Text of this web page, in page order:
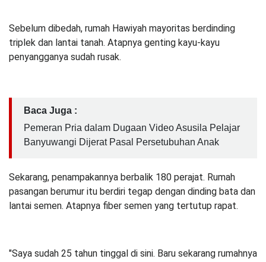
Sebelum dibedah, rumah Hawiyah mayoritas berdinding
triplek dan lantai tanah. Atapnya genting kayu-kayu
penyangganya sudah rusak.
Baca Juga :
Pemeran Pria dalam Dugaan Video Asusila Pelajar
Banyuwangi Dijerat Pasal Persetubuhan Anak
Sekarang, penampakannya berbalik 180 perajat. Rumah
pasangan berumur itu berdiri tegap dengan dinding bata dan
lantai semen. Atapnya fiber semen yang tertutup rapat.
"Saya sudah 25 tahun tinggal di sini. Baru sekarang rumahnya